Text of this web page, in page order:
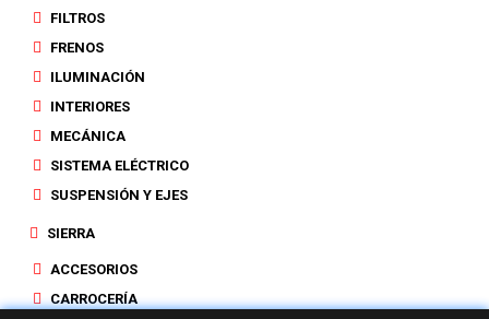
FILTROS
FRENOS
ILUMINACIÓN
INTERIORES
MECÁNICA
SISTEMA ELÉCTRICO
SUSPENSIÓN Y EJES
SIERRA
ACCESORIOS
CARROCERÍA